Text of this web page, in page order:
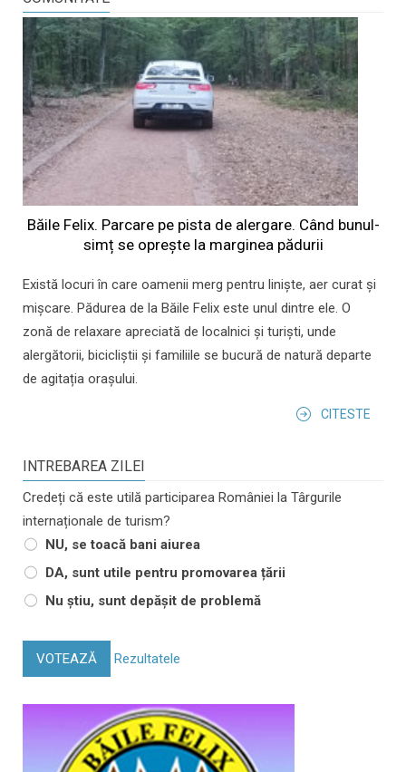
Băile Felix. Parcare pe pista de alergare. Când bunul-
simț se oprește la marginea pădurii
Există locuri în care oamenii merg pentru liniște, aer curat și
mișcare. Pădurea de la Băile Felix este unul dintre ele. O
zonă de relaxare apreciată de localnici și turiști, unde
alergătorii, bicicliștii și familiile se bucură de natură departe
de agitația orașului.
CITESTE
INTREBAREA ZILEI
Credeți că este utilă participarea României la Târgurile
internaționale de turism?
NU, se toacă bani aiurea
DA, sunt utile pentru promovarea țării
Nu știu, sunt depășit de problemă
VOTEAZĂ Rezultatele